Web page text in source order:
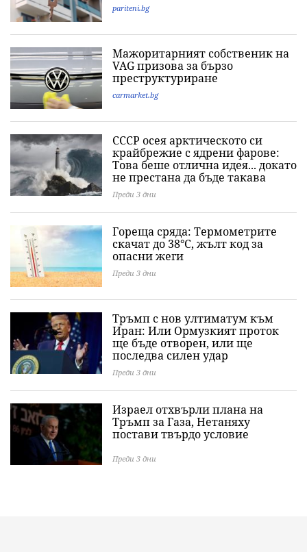
pariteni.bg
Мажоритарният собственик на
VAG призова за бързо
преструктуриране
carmarket.bg
СССР осея арктическото си
крайбрежие с ядрени фарове:
Това беше отлична идея... докато
не престана да бъде такава
Преди 3 дни
Гореща сряда: Термометрите
скачат до 38°C, жълт код за
опасни жеги
Преди 3 дни
Тръмп с нов ултиматум към
Иран: Или Ормузкият проток
ще бъде отворен, или ще
последва силен удар
Преди 3 дни
Израел отхвърли плана на
Тръмп за Газа, Нетаняху
постави твърдо условие
Преди 3 дни